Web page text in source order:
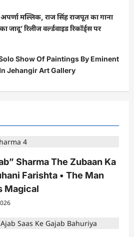
मल्लिक, राज सिंह राजपूत का गाना
रिलीज वर्ल्डवाइड रिकॉर्ड्स पर
Show Of Paintings By Eminent
Jehangir Art Gallery
Sharma The Zubaan Ka
Farishta • The Man
Magical